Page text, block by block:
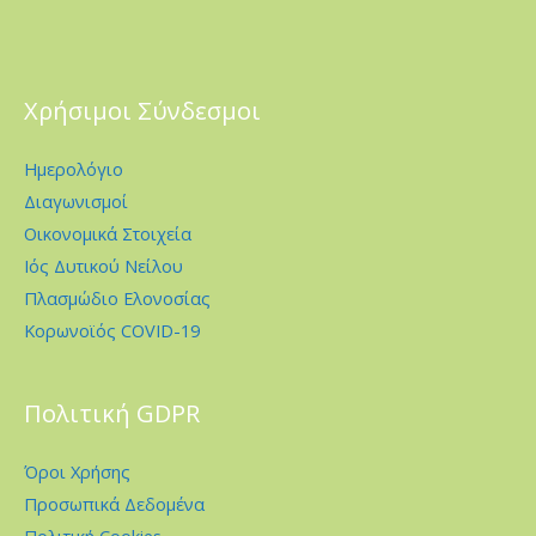
Χρήσιμοι Σύνδεσμοι
Ημερολόγιο
Διαγωνισμοί
Οικονομικά Στοιχεία
Ιός Δυτικού Νείλου
Πλασμώδιο Ελονοσίας
Κορωνοϊός COVID-19
Πολιτική GDPR
Όροι Χρήσης
Προσωπικά Δεδομένα